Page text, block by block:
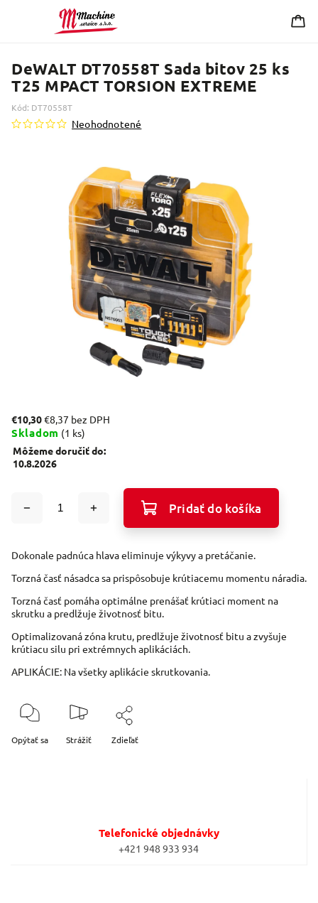
DeWALT DT70558T Sada bitov 25 ks
T25 MPACT TORSION EXTREME
Kód: DT70558T
Neohodnotené
€10,30€8,37 bez DPH
Skladom (1 ks)
Môžeme doručiť do:
10.8.2026
Pridať do košíka
Dokonale padnúca hlava eliminuje výkyvy a pretáčanie.
Torzná časť násadca sa prispôsobuje krútiacemu momentu náradia.
Torzná časť pomáha optimálne prenášať krútiaci moment na
skrutku a predlžuje životnosť bitu.
Optimalizovaná zóna krutu, predlžuje životnosť bitu a zvyšuje
krútiacu silu pri extrémnych aplikáciách.
APLIKÁCIE: Na všetky aplikácie skrutkovania.
Opýtať sa Strážiť Zdieľať
Telefonické objednávky
+421 948 933 934